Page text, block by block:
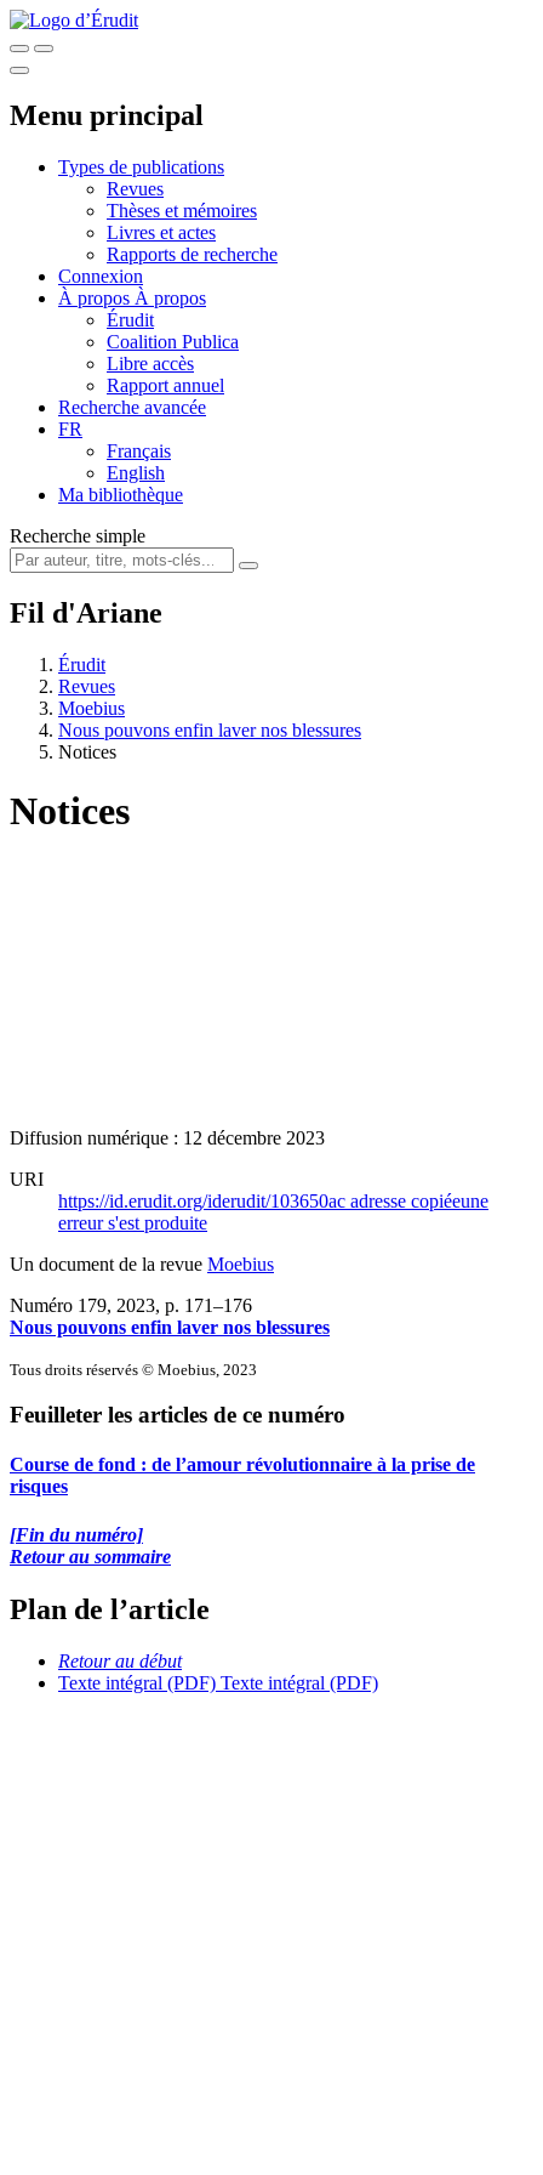
Menu principal
Types de publications
Revues
Thèses et mémoires
Livres et actes
Rapports de recherche
Connexion
À propos À propos
Érudit
Coalition Publica
Libre accès
Rapport annuel
Recherche avancée
FR
Français
English
Ma bibliothèque
Recherche simple
Fil d'Ariane
Érudit
Revues
Moebius
Nous pouvons enfin laver nos blessures
Notices
Notices
Diffusion numérique : 12 décembre 2023
URI
https://id.erudit.org/iderudit/103650ac adresse copiéeune
erreur s'est produite
Un document de la revue Moebius
Numéro 179, 2023, p. 171–176
Nous pouvons enfin laver nos blessures
Tous droits réservés © Moebius, 2023
Feuilleter les articles de ce numéro
Course de fond : de l’amour révolutionnaire à la prise de
risques
[Fin du numéro]
Retour au sommaire
Plan de l’article
Retour au début
Texte intégral (PDF) Texte intégral (PDF)